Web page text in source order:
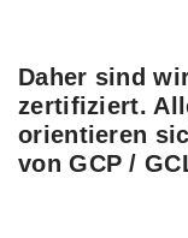
Daher sind
zertifiziert.
orientieren
von GCP /